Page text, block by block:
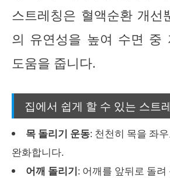
스트레칭은 혈액순환 개선
의 유연성을 높여 수면 중
도움을 줍니다.
집에서 쉽게 할 수 있는 스트
목 돌리기 운동: 천천히 목을 좌
완화합니다.
어깨 돌리기: 어깨를 앞뒤로 돌